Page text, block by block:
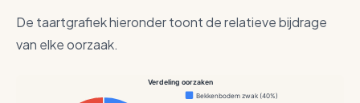
De taartgrafiek hieronder toont de relatieve bijdrage
van elke oorzaak.
Verdeling oorzaken
Bekkenbodem zwak (40%)